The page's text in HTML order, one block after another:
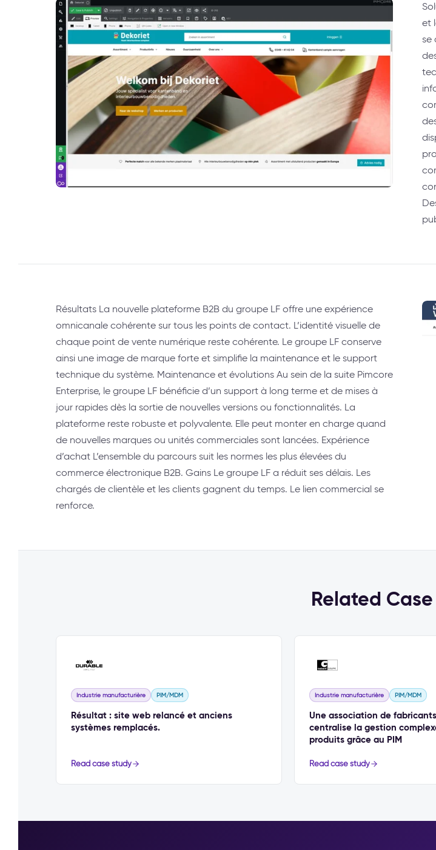
et
se
Résultats La nouvelle plateforme B2B du groupe LF offre une expérience
omnicanale cohérente sur tous les points de contact. L’identité visuelle de
chaque point de vente numérique reste cohérente. Le groupe LF conserve
ainsi une image de marque forte et simplifie la maintenance et le support
technique du système. Maintenance et évolutions Au sein de la suite Pimcore
Enterprise, le groupe LF bénéficie d’un support à long terme et de mises à
jour rapides dès la sortie de nouvelles versions ou fonctionnalités. La
plateforme reste robuste et polyvalente. Elle peut monter en charge quand
de nouvelles marques ou unités commerciales sont lancées. Expérience
d’achat L’ensemble du parcours suit les normes les plus élevées du
commerce électronique B2B. Gains Le groupe LF a réduit ses délais. Les
chargés de clientèle et les clients gagnent du temps. Le lien commercial se
renforce.
Related
Industrie manufacturière PIM/MDM
Résultat : site web relancé et anciens
systèmes remplacés.
Read case study
Industrie manufacturière PIM/MDM
Une association de
centralise la gestion
produits grâce au PIM
Read case study